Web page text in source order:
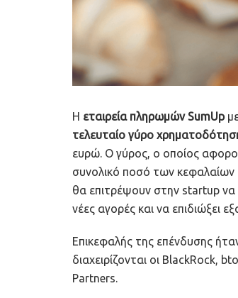
Η εταιρεία πληρωμών SumUp
τελευταίο γύρο
ευρώ. Ο γύρος, ο οποίος
συνολικό ποσό των
θα επιτρέψουν στην startup να
νέες αγορές και να επιδιώξει
Επικεφαλής της επένδυσης
διαχειρίζονται οι BlackRock,
Partners.